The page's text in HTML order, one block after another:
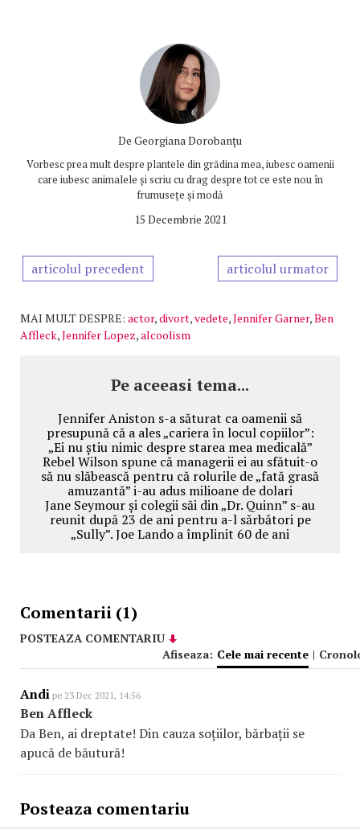
De Georgiana Dorobanțu
Vorbesc prea mult despre plantele din grădina mea, iubesc oamenii
care iubesc animalele și scriu cu drag despre tot ce este nou în
frumusețe și modă
15 Decembrie 2021
articolul precedent articolul urmator
MAI MULT DESPRE: actor,divort,vedete,Jennifer Garner,Ben
Affleck,Jennifer Lopez,alcoolism
Pe aceeasi tema...
Jennifer Aniston s-a săturat ca oamenii să
presupună că a ales „cariera în locul copiilor”:
„Ei nu știu nimic despre starea mea medicală”
Rebel Wilson spune că managerii ei au sfătuit-o
să nu slăbească pentru că rolurile de „fată grasă
amuzantă” i-au adus milioane de dolari
Jane Seymour și colegii săi din „Dr. Quinn” s-au
reunit după 23 de ani pentru a-l sărbători pe
„Sully”. Joe Lando a împlinit 60 de ani
Comentarii (1)
POSTEAZA COMENTARIU
Afiseaza: Cele mai recente |
Andi pe 23 Dec 2021, 14:56
Ben Affleck
Da Ben, ai dreptate! Din cauza soțiilor, bărbații se
apucă de băutură!
Posteaza comentariu